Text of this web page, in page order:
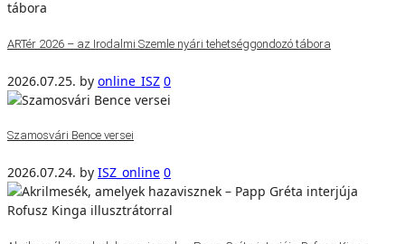
ARTér 2026 – az Irodalmi Szemle nyári tehetséggondozó tábora
2026.07.25. by online_ISZ 0
Szamosvári Bence versei
2026.07.24. by ISZ_online 0